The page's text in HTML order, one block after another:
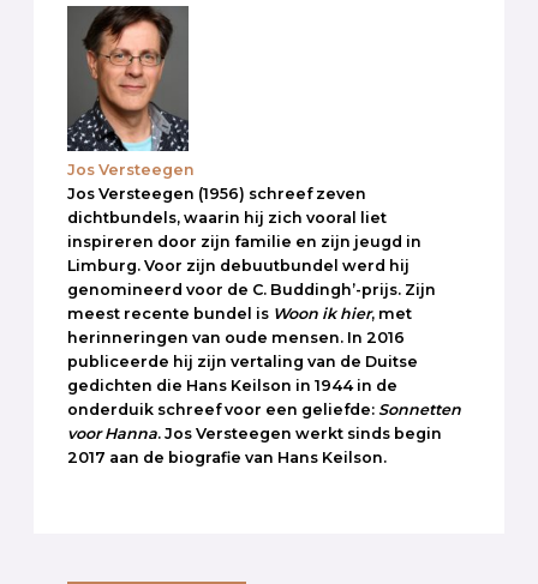
Jos Versteegen
Jos Versteegen (1956) schreef zeven
dichtbundels, waarin hij zich vooral liet
inspireren door zijn familie en zijn jeugd in
Limburg. Voor zijn debuutbundel werd hij
genomineerd voor de C. Buddingh’-prijs. Zijn
meest recente bundel is Woon ik hier, met
herinneringen van oude mensen. In 2016
publiceerde hij zijn vertaling van de Duitse
gedichten die Hans Keilson in 1944 in de
onderduik schreef voor een geliefde: Sonnetten
voor Hanna. Jos Versteegen werkt sinds begin
2017 aan de biografie van Hans Keilson.